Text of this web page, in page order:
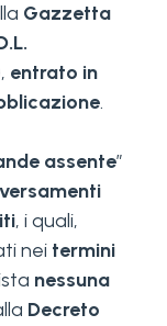
Gazzetta
entrato in
.
assente”
, i quali,
nei termini
nessuna
Decreto